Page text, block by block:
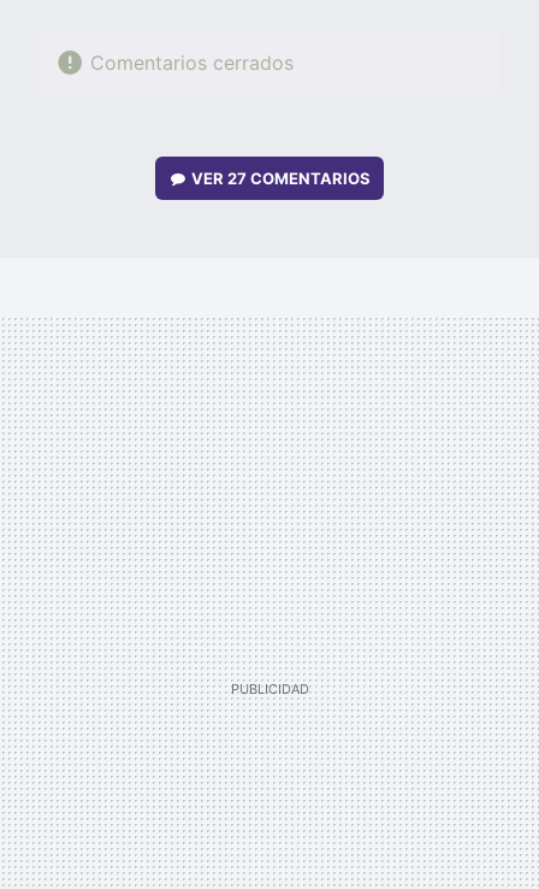
Comentarios cerrados
VER27 COMENTARIOS